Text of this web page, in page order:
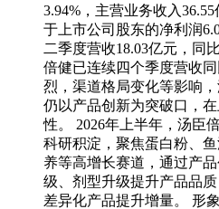
3.94%，主营业务收入
于上市公司股东的净利润
二季度营收18.03亿元，同
倍健已连续四个季度营收
烈，渠道格局变化等影响
仍以产品创新为突破口，
性。 2026年上半年，汤臣
科研积淀，聚焦蛋白粉、
养等高增长赛道，通过产
级、剂型升级提升产品品
差异化产品提升增量。 形